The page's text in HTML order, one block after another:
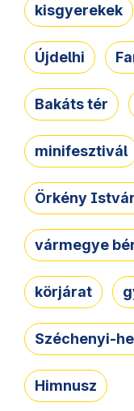
kisgyerekek
Újdelhi
Bakáts tér
minifesztivál
Örkény
vármegye
körjárat
Széchenyi-
Himnusz